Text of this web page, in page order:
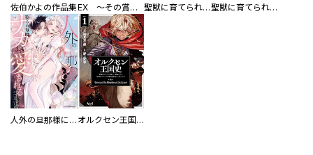
佐伯かよの作品集 EX ～その賞金稼ぎは、世界の出口を探す～【単行本版】 聖獣に育てられた少年の異世界ゆるり放浪記～神様からもらったチート魔法で、仲間たちとスローライフを満喫中～ 聖獣に育てられた少年の異世界ゆるり放浪記～神様からもらったチート魔法で、仲間たちとスローライフを満喫中～【分冊版】
人外の旦那様に娶られ毎晩ナカまで愛される…。アンソロジー オルクセン王国史